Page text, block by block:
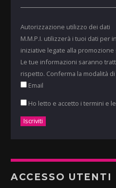
Autorizzazione utilizzo dei dati
M.M.P.I. utilizzerà i tuoi dati per
iniziative legate alla
Le tue informazioni saranno
rispetto. Conferma la modalità
Email
Ho letto e accetto i termini e
ACCESSO UTENTI